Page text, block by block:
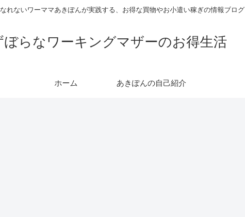
れないワーママあきぽんが実践する、お得な買物やお小遣い稼ぎの情報ブログ
ぼらなワーキングマザーのお得生活
ホーム あきぽんの自己紹介